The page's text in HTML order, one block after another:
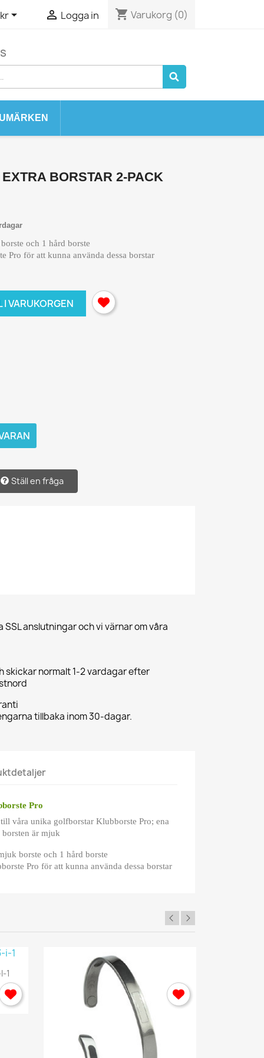
  Logga in shopping_cart Varukorg (0)
BORSTAR 2-PACK
och 1 hård borste
Pro för att kunna använda dessa borstar
I VARUKORGEN
Ställ en fråga
SSL anslutningar och vi värnar om våra
skickar normalt 1-2 vardagar efter
tillbaka inom 30-dagar.
Pro
våra unika golfborstar Klubborste Pro; ena
borsten är mjuk
borste och 1 hård borste
Pro för att kunna använda dessa borstar
1